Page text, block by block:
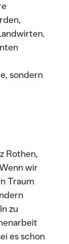
sondern
Rothen,
wir
Traum
zu
es schon